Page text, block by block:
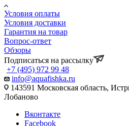
Условия оплаты
Условия доставки
Гарантия на товар
Вопрос-ответ
Обзоры
Подписаться на рассылку
+7 (495) 972 99 48
info@aquafishka.ru
143591 Московская область,
Лобаново
Вконтакте
Facebook